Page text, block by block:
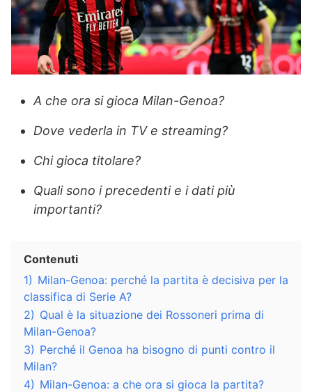
A che ora si gioca Milan-Genoa?
Dove vederla in TV e streaming?
Chi gioca titolare?
Quali sono i precedenti e i dati più
importanti?
Contenuti
1) Milan-Genoa: perché la partita è decisiva per la
classifica di Serie A?
2) Qual è la situazione dei Rossoneri prima di
Milan-Genoa?
3) Perché il Genoa ha bisogno di punti contro il
Milan?
4) Milan-Genoa: a che ora si gioca la partita?